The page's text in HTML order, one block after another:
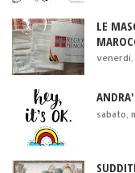
LE
venerdì,
sabato,
SUDDITI